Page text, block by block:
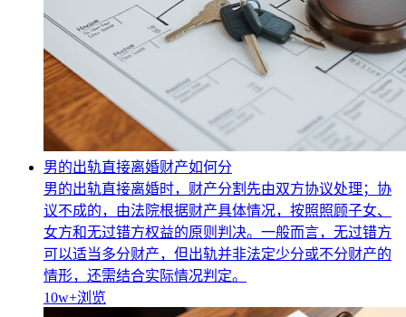
男的出轨直接离婚财产如何分
男的出轨直接离婚时，财产分割先由双方协议处理；协
议不成的，由法院根据财产具体情况，按照照顾子女、
女方和无过错方权益的原则判决。一般而言，无过错方
可以适当多分财产，但出轨并非法定少分或不分财产的
情形，还需结合实际情况判定。
10w+浏览